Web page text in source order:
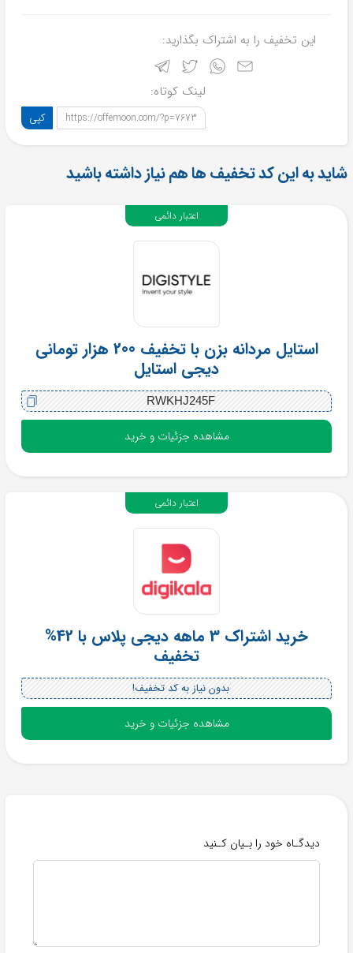
این تخفیف را به اشتراک بگذارید:
لینک کوتاه:
https://offemoon.com/?p=7673 کپی
شاید به این کد تخفیف ها هم نیاز داشته باشید
استایل مردانه بزن با تخفیف 200 هزار تومانی
دیجی استایل
RWKHJ245F
مشاهده جزئیات و خرید
اعتبار دائمی
خرید اشتراک 3 ماهه دیجی پلاس با 42%
تخفیف
بدون نیاز به کد تخفیف!
مشاهده جزئیات و خرید
اعتبار دائمی
دیدگـاه خود را بـیان کـنید